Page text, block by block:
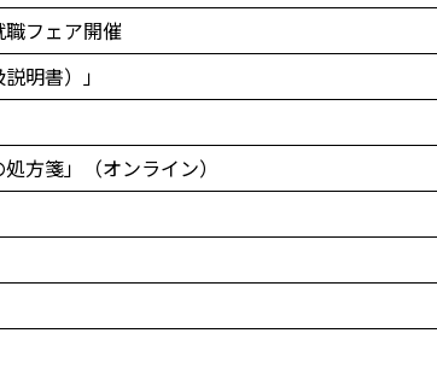
職フェア開催
明書）」
方箋」（オンライン）